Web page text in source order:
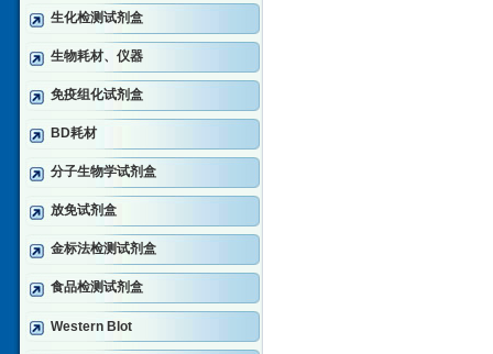
生化检测试剂盒
生物耗材、仪器
免疫组化试剂盒
BD耗材
分子生物学试剂盒
放免试剂盒
金标法检测试剂盒
食品检测试剂盒
Western Blot